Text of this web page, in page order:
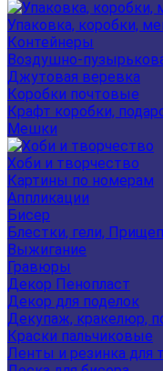
Упаковка, коробки,
Контейнеры
Воздушно-
Джутовая веревка
Коробки почтовые
Крафт коробки,
Мешки
Хоби и творчество
Картины по номерам
Аппликации
Бисер
Блестки, гели,
Выжигание
Гравюры
Декор Пенопласт
Декор для поделок
Декупаж, кракелюр,
Краски пальчиковые
Ленты и резинка для